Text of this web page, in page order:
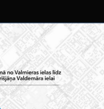
Велосипедные
шлемы
ЧСС в состоянии
покоя.